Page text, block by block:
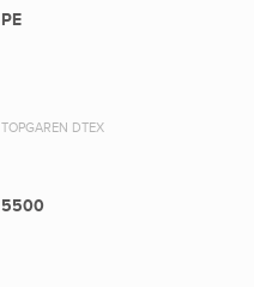
PE
TOPGAREN DTEX
5500